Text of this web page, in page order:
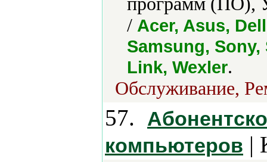
/ Acer, Asus,
Samsung,
Link, Wexler.
Обслуживание,
57.
компьютеров |